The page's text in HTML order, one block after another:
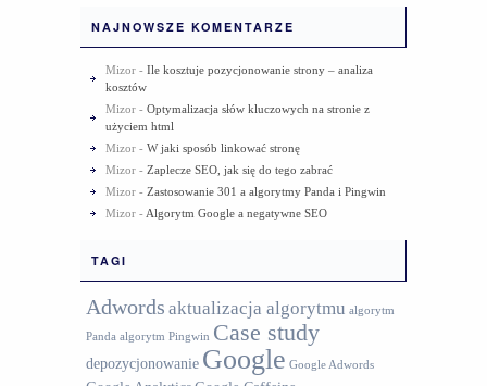
NAJNOWSZE KOMENTARZE
Mizor - Ile kosztuje pozycjonowanie strony – analiza
kosztów
Mizor - Optymalizacja słów kluczowych na stronie z
użyciem html
Mizor - W jaki sposób linkować stronę
Mizor - Zaplecze SEO, jak się do tego zabrać
Mizor - Zastosowanie 301 a algorytmy Panda i Pingwin
Mizor - Algorytm Google a negatywne SEO
TAGI
Adwords aktualizacja algorytmu algorytm
Panda algorytm Pingwin Case study
depozycjonowanie Google Google Adwords